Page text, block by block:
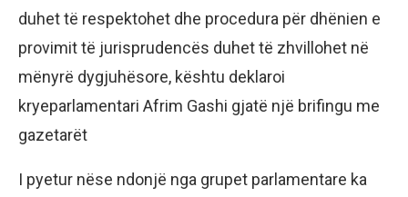
duhet të respektohet dhe procedura për dhënien e
provimit të jurisprudencës duhet të zhvillohet në
mënyrë dygjuhësore, kështu deklaroi
kryeparlamentari Afrim Gashi gjatë një brifingu me
gazetarët
I pyetur nëse ndonjë nga grupet parlamentare ka